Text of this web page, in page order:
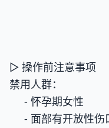
▷ 操作前注意事项
禁用人群：
- 怀孕期女性
- 面部有开放性伤